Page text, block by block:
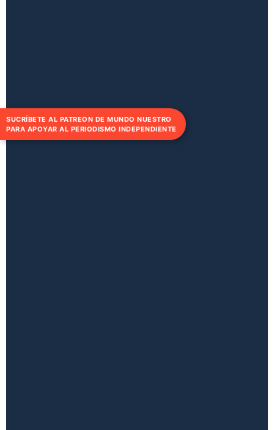
SUCRÍBETE AL PATREON DE MUNDO NUESTRO
PARA APOYAR AL PERIODISMO INDEPENDIENTE